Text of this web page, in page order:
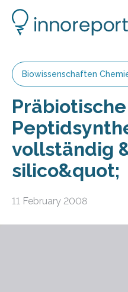
Biowissenschaften
Präbiotische
vollständig
silico&quot;
11 February 2008